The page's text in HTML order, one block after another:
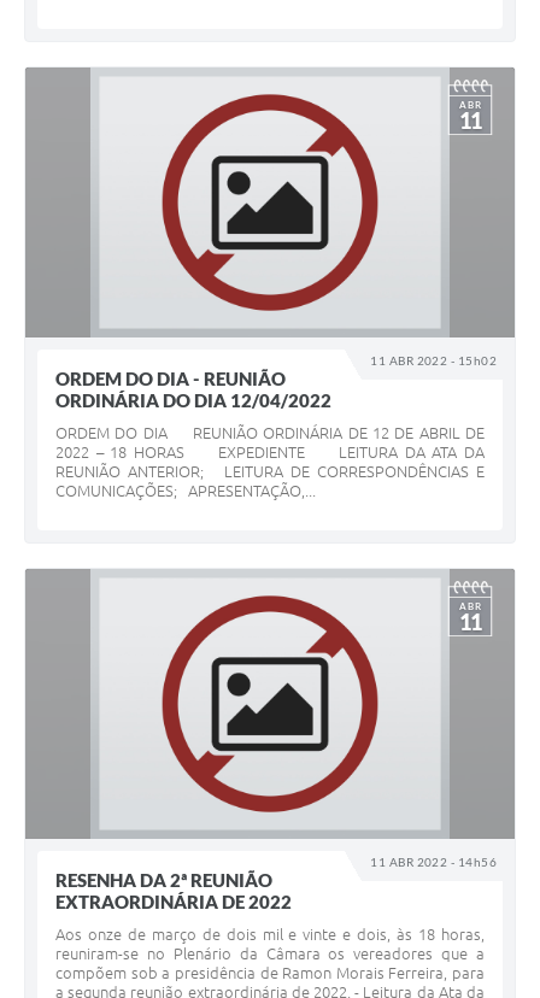
11 ABR 2022 - 15h02
ABR
11
ORDEM DO DIA - REUNIÃO
ORDINÁRIA DO DIA 12/04/2022
ORDEM DO DIA REUNIÃO ORDINÁRIA DE 12 DE ABRIL DE
2022 – 18 HORAS EXPEDIENTE LEITURA DA ATA DA
REUNIÃO ANTERIOR; LEITURA DE CORRESPONDÊNCIAS E
COMUNICAÇÕES; APRESENTAÇÃO,...
11 ABR 2022 - 14h56
ABR
11
RESENHA DA 2ª REUNIÃO
EXTRAORDINÁRIA DE 2022
Aos onze de março de dois mil e vinte e dois, às 18 horas,
reuniram-se no Plenário da Câmara os vereadores que a
compõem sob a presidência de Ramon Morais Ferreira, para
a segunda reunião extraordinária de 2022. - Leitura da Ata da